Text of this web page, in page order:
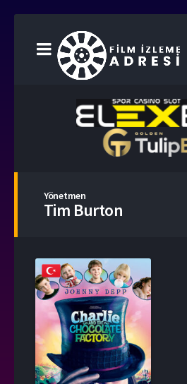
Yönetmen
Tim Burton